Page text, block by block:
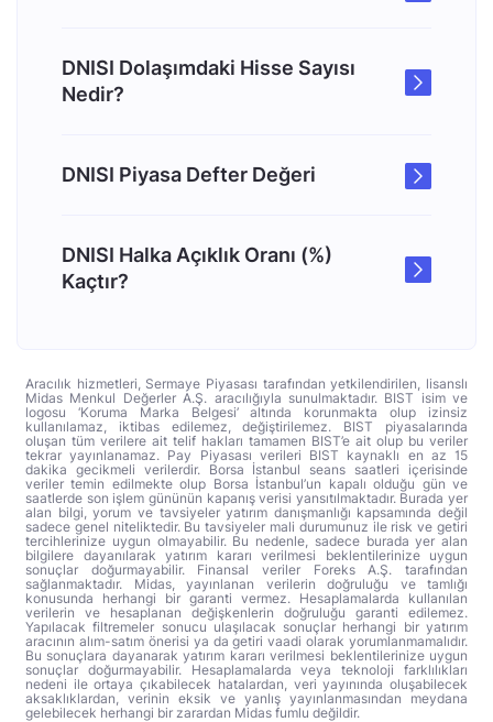
DNISI Dolaşımdaki Hisse Sayısı
Nedir?
DNISI Piyasa Defter Değeri
DNISI Halka Açıklık Oranı (%)
Kaçtır?
Aracılık hizmetleri, Sermaye Piyasası tarafından yetkilendirilen, lisanslı
Midas Menkul Değerler A.Ş. aracılığıyla sunulmaktadır. BIST isim ve
logosu ‘Koruma Marka Belgesi’ altında korunmakta olup izinsiz
kullanılamaz, iktibas edilemez, değiştirilemez. BIST piyasalarında
oluşan tüm verilere ait telif hakları tamamen BIST’e ait olup bu veriler
tekrar yayınlanamaz. Pay Piyasası verileri BIST kaynaklı en az 15
dakika gecikmeli verilerdir. Borsa İstanbul seans saatleri içerisinde
veriler temin edilmekte olup Borsa İstanbul’un kapalı olduğu gün ve
saatlerde son işlem gününün kapanış verisi yansıtılmaktadır. Burada yer
alan bilgi, yorum ve tavsiyeler yatırım danışmanlığı kapsamında değil
sadece genel niteliktedir. Bu tavsiyeler mali durumunuz ile risk ve getiri
tercihlerinize uygun olmayabilir. Bu nedenle, sadece burada yer alan
bilgilere dayanılarak yatırım kararı verilmesi beklentilerinize uygun
sonuçlar doğurmayabilir. Finansal veriler Foreks A.Ş. tarafından
sağlanmaktadır. Midas, yayınlanan verilerin doğruluğu ve tamlığı
konusunda herhangi bir garanti vermez. Hesaplamalarda kullanılan
verilerin ve hesaplanan değişkenlerin doğruluğu garanti edilemez.
Yapılacak filtremeler sonucu ulaşılacak sonuçlar herhangi bir yatırım
aracının alım-satım önerisi ya da getiri vaadi olarak yorumlanmamalıdır.
Bu sonuçlara dayanarak yatırım kararı verilmesi beklentilerinize uygun
sonuçlar doğurmayabilir. Hesaplamalarda veya teknoloji farklılıkları
nedeni ile ortaya çıkabilecek hatalardan, veri yayınında oluşabilecek
aksaklıklardan, verinin eksik ve yanlış yayınlanmasından meydana
gelebilecek herhangi bir zarardan Midas fumlu değildir.